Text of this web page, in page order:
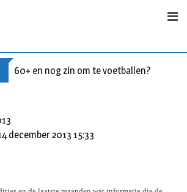
60+ en nog zin om te voetballen? Kom
december 2013 15:33